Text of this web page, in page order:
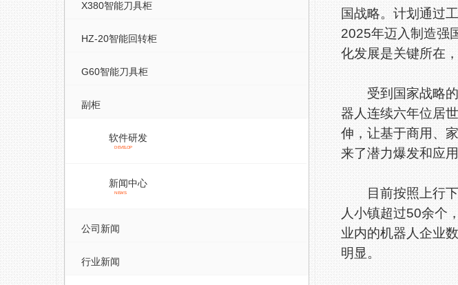
X380智能刀具柜
HZ-20智能回转柜
G60智能刀具柜
副柜
软件研发
DEVELOP
新闻中心
NEWS
公司新闻
行业新闻
国战略。计划通过
2025年迈入制造强
化发展是关键所在
受到国家战略的
器人连续六年位居
伸，让基于商用、
来了潜力爆发和应用
目前按照上行下
人小镇超过50余个
业内的机器人企业
明显。